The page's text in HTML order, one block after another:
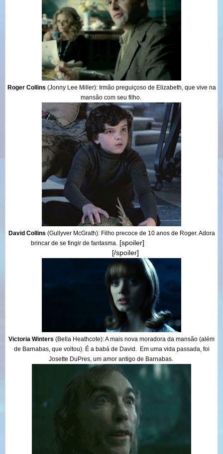
Roger Collins (Jonny Lee Miller): Irmão preguiçoso de Elizabeth, que vive na
mansão com seu filho.
David Collins (Gullyver McGrath): Filho precoce de 10 anos de Roger. Adora
brincar de se fingir de fantasma.
[spoiler]
[/spoiler]
Victoria Winters (Bella Heathcote): A mais nova moradora da mansão (além
de Barnabas, que voltou). É a babá de David. Em uma vida passada, foi
Josette DuPres, um amor antigo de Barnabas.